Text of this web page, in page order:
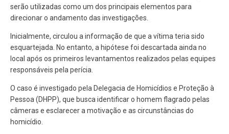
serão utilizadas como um dos principais elementos para
direcionar o andamento das investigações.
Inicialmente, circulou a informação de que a vítima teria sido
esquartejada. No entanto, a hipótese foi descartada ainda no
local após os primeiros levantamentos realizados pelas equipes
responsáveis pela perícia.
O caso é investigado pela Delegacia de Homicídios e Proteção à
Pessoa (DHPP), que busca identificar o homem flagrado pelas
câmeras e esclarecer a motivação e as circunstâncias do
homicídio.